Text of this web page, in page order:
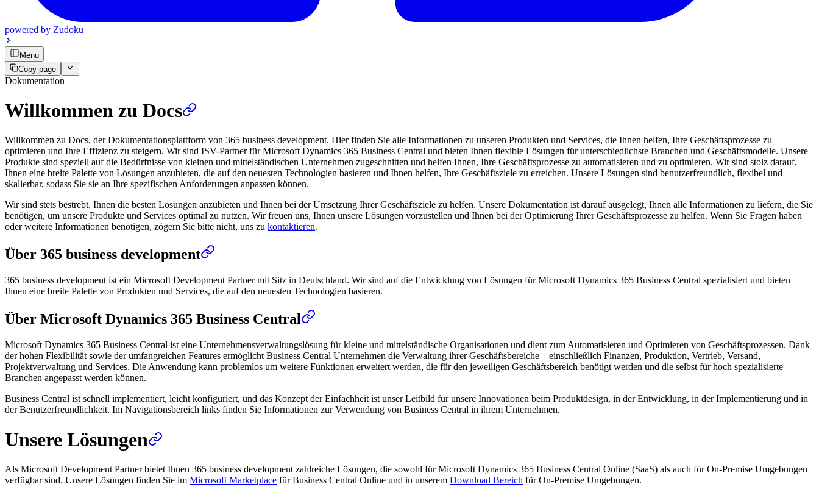
powered by Zudoku
Menu
Copy page
Dokumentation
Willkommen zu Docs
Willkommen zu Docs, der Dokumentationsplattform von 365 business development. Hier finden Sie alle Informationen zu unseren Produkten und Services, die Ihnen helfen, Ihre Geschäftsprozesse zu
optimieren und Ihre Effizienz zu steigern. Wir sind ISV-Partner für Microsoft Dynamics 365 Business Central und bieten Ihnen flexible Lösungen für unterschiedlichste Branchen und Geschäftsmodelle. Unsere
Produkte sind speziell auf die Bedürfnisse von kleinen und mittelständischen Unternehmen zugeschnitten und helfen Ihnen, Ihre Geschäftsprozesse zu automatisieren und zu optimieren. Wir sind stolz darauf,
Ihnen eine breite Palette von Lösungen anzubieten, die auf den neuesten Technologien basieren und Ihnen helfen, Ihre Geschäftsziele zu erreichen. Unsere Lösungen sind benutzerfreundlich, flexibel und
skalierbar, sodass Sie sie an Ihre spezifischen Anforderungen anpassen können.
Wir sind stets bestrebt, Ihnen die besten Lösungen anzubieten und Ihnen bei der Umsetzung Ihrer Geschäftsziele zu helfen. Unsere Dokumentation ist darauf ausgelegt, Ihnen alle Informationen zu liefern, die Sie
benötigen, um unsere Produkte und Services optimal zu nutzen. Wir freuen uns, Ihnen unsere Lösungen vorzustellen und Ihnen bei der Optimierung Ihrer Geschäftsprozesse zu helfen. Wenn Sie Fragen haben
oder weitere Informationen benötigen, zögern Sie bitte nicht, uns zu kontaktieren.
Über 365 business development
365 business development ist ein Microsoft Development Partner mit Sitz in Deutschland. Wir sind auf die Entwicklung von Lösungen für Microsoft Dynamics 365 Business Central spezialisiert und bieten
Ihnen eine breite Palette von Produkten und Services, die auf den neuesten Technologien basieren.
Über Microsoft Dynamics 365 Business Central
Microsoft Dynamics 365 Business Central ist eine Unternehmensverwaltungslösung für kleine und mittelständische Organisationen und dient zum Automatisieren und Optimieren von Geschäftsprozessen. Dank
der hohen Flexibilität sowie der umfangreichen Features ermöglicht Business Central Unternehmen die Verwaltung ihrer Geschäftsbereiche – einschließlich Finanzen, Produktion, Vertrieb, Versand,
Projektverwaltung und Services. Die Anwendung kann problemlos um weitere Funktionen erweitert werden, die für den jeweiligen Geschäftsbereich benötigt werden und die selbst für hoch spezialisierte
Branchen angepasst werden können.
Business Central ist schnell implementiert, leicht konfiguriert, und das Konzept der Einfachheit ist unser Leitbild für unsere Innovationen beim Produktdesign, in der Entwicklung, in der Implementierung und in
der Benutzerfreundlichkeit. Im Navigationsbereich links finden Sie Informationen zur Verwendung von Business Central in ihrem Unternehmen.
Unsere Lösungen
Als Microsoft Development Partner bietet Ihnen 365 business development zahlreiche Lösungen, die sowohl für Microsoft Dynamics 365 Business Central Online (SaaS) als auch für On-Premise Umgebungen
verfügbar sind. Unsere Lösungen finden Sie im Microsoft Marketplace für Business Central Online und in unserem Download Bereich für On-Premise Umgebungen.